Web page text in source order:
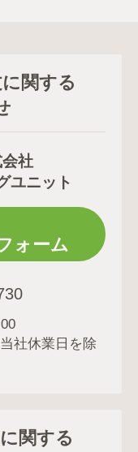
関する
社
ユニット
ォーム
社休業日を除
関する